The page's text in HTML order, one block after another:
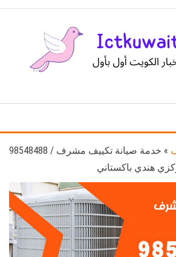
الكويت
»
خدمة صيانة تكييف مشرف / 98548488
هندي باكستاني